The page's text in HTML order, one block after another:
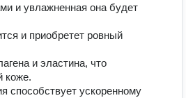
и увлажненная она будет
и приобретет ровный
и эластина, что
коже.
способствует ускоренному